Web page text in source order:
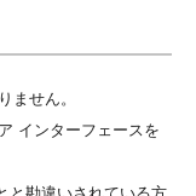
ません。
インターフェースを
と勘違いされている方